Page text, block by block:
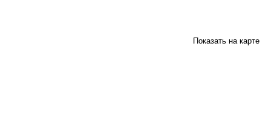
Показать на карте